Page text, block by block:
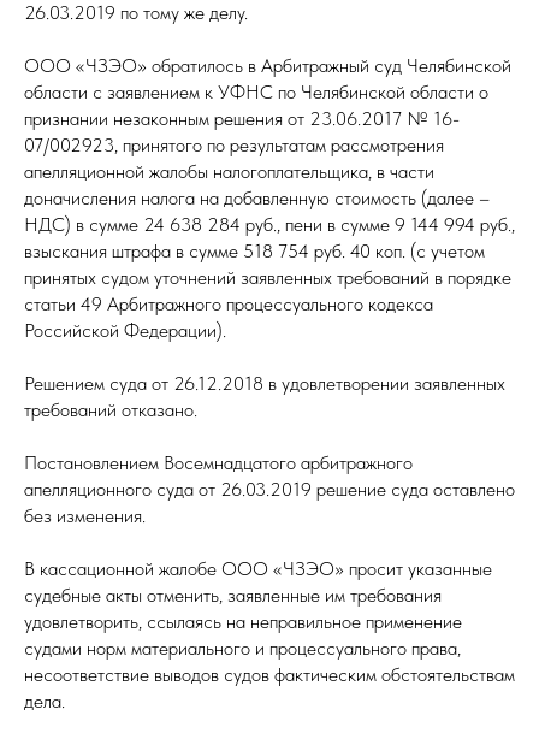
26.03.2019 по тому же делу.
ООО «ЧЗЭО» обратилось в Арбитражный суд Челябинской
области с заявлением к УФНС по Челябинской области о
признании незаконным решения от 23.06.2017 № 16-
07/002923, принятого по результатам рассмотрения
апелляционной жалобы налогоплательщика, в части
доначисления налога на добавленную стоимость (далее –
НДС) в сумме 24 638 284 руб., пени в сумме 9 144 994 руб.,
взыскания штрафа в сумме 518 754 руб. 40 коп. (с учетом
принятых судом уточнений заявленных требований в порядке
статьи 49 Арбитражного процессуального кодекса
Российской Федерации).
Решением суда от 26.12.2018 в удовлетворении заявленных
требований отказано.
Постановлением Восемнадцатого арбитражного
апелляционного суда от 26.03.2019 решение суда оставлено
без изменения.
В кассационной жалобе ООО «ЧЗЭО» просит указанные
судебные акты отменить, заявленные им требования
удовлетворить, ссылаясь на неправильное применение
судами норм материального и процессуального права,
несоответствие выводов судов фактическим обстоятельствам
дела.